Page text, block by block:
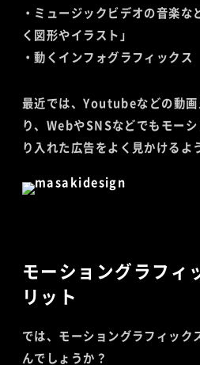
・ミュージックビデオの音楽
く図形やイラスト」
・動くインフォグラフィックス
最近では、Youtubeなどの動画
り、WebやSNSなどでもモー
り入れた広告をよく見かけるよ
モーショングラフィ
リット
では、モーショングラフィック
んでしょうか？